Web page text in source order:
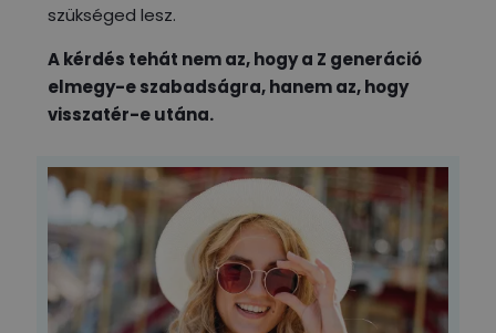
szükséged lesz.
A kérdés tehát nem az, hogy a Z generáció
elmegy-e szabadságra, hanem az, hogy
visszatér-e utána.